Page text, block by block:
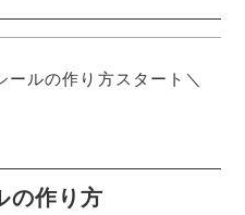
ルの作り方スタート＼
の作り方